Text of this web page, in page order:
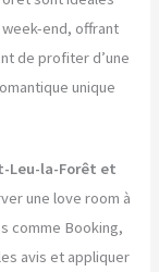
end, offrant
de profiter d’une
unique
Leu-la-Forêt et
une love room à
comme Booking,
avis et appliquer